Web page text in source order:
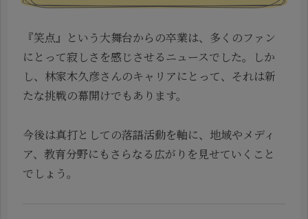
『笑点』という大舞台からの卒業は、多くのファン
にとって寂しさを感じさせるニュースでした。しか
し、林家木久彦さんのキャリアにとって、それは新
たな挑戦の幕開けでもあります。
今後は真打としての落語活動を軸に、地域やメディ
ア、教育分野にもさらなる広がりを見せていくこと
でしょう。